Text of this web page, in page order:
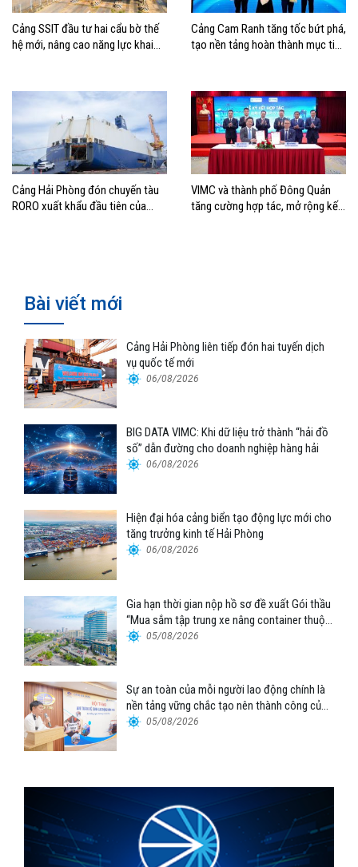
Cảng SSIT đầu tư hai cẩu bờ thế
hệ mới, nâng cao năng lực khai
Cảng Cam Ranh tăng tốc bứt phá,
tạo nền tảng hoàn thành mục tiêu
Cảng Hải Phòng đón chuyến tàu
RORO xuất khẩu đầu tiên của
VIMC và thành phố Đông Quản
tăng cường hợp tác, mở rộng kết
Bài viết mới
Cảng Hải Phòng liên tiếp đón hai tuyến dịch
vụ quốc tế mới
06/08/2026
BIG DATA VIMC: Khi dữ liệu trở thành “hải đồ
số” dẫn đường cho doanh nghiệp hàng hải
06/08/2026
Hiện đại hóa cảng biển tạo động lực mới cho
tăng trưởng kinh tế Hải Phòng
06/08/2026
Gia hạn thời gian nộp hồ sơ đề xuất Gói thầu
“Mua sắm tập trung xe nâng container thuộc
Tổng công ty Hàng hải Việt Nam – CTCP”
05/08/2026
Sự an toàn của mỗi người lao động chính là
nền tảng vững chắc tạo nên thành công của
Cảng Đà Nẵng
05/08/2026